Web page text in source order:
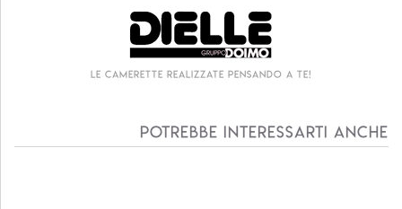
Le camerette realizzate pensando a te!
Potrebbe interessarti anche